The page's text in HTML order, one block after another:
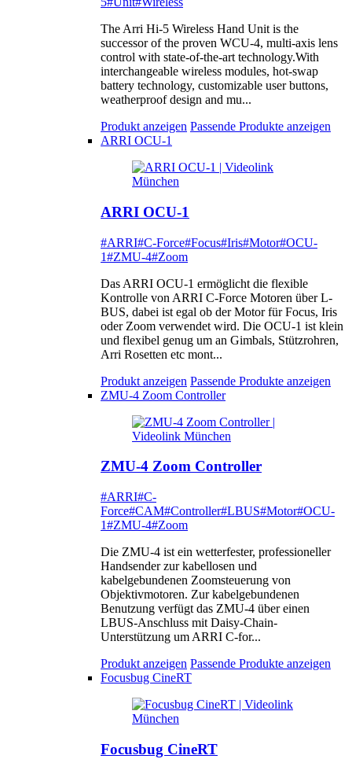
The Arri Hi-5 Wireless Hand Unit is the
successor of the proven WCU-4, multi-axis lens
control with state-of-the-art technology.With
interchangeable wireless modules, hot-swap
battery technology, customizable user buttons,
weatherproof design and mu...
Produkt anzeigen Passende Produkte anzeigen
ARRI OCU-1
ARRI OCU-1
#ARRI#C-Force#Focus#Iris#Motor#OCU-
1#ZMU-4#Zoom
Das ARRI OCU-1 ermöglicht die flexible
Kontrolle von ARRI C-Force Motoren über L-
BUS, dabei ist egal ob der Motor für Focus, Iris
oder Zoom verwendet wird. Die OCU-1 ist klein
und flexibel genug um an Gimbals, Stützrohren,
Arri Rosetten etc mont...
Produkt anzeigen Passende Produkte anzeigen
ZMU-4 Zoom Controller
ZMU-4 Zoom Controller
#ARRI#C-
Force#CAM#Controller#LBUS#Motor#OCU-
1#ZMU-4#Zoom
Die ZMU-4 ist ein wetterfester, professioneller
Handsender zur kabellosen und
kabelgebundenen Zoomsteuerung von
Objektivmotoren. Zur kabelgebundenen
Benutzung verfügt das ZMU-4 über einen
LBUS-Anschluss mit Daisy-Chain-
Unterstützung um ARRI C-for...
Produkt anzeigen Passende Produkte anzeigen
Focusbug CineRT
Focusbug CineRT